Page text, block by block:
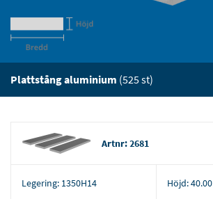
Plattstång aluminium (525 st)
Artnr: 2681
Legering: 1350H14 Höjd:40.00